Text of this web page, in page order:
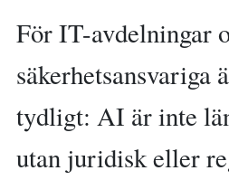
För IT-avdelningar
säkerhetsansvariga
tydligt: AI är inte
utan juridisk eller